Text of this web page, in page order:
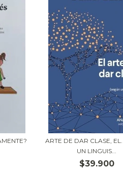
ARTE DE DAR CLASE,
UN LINGUIS...
$39.900